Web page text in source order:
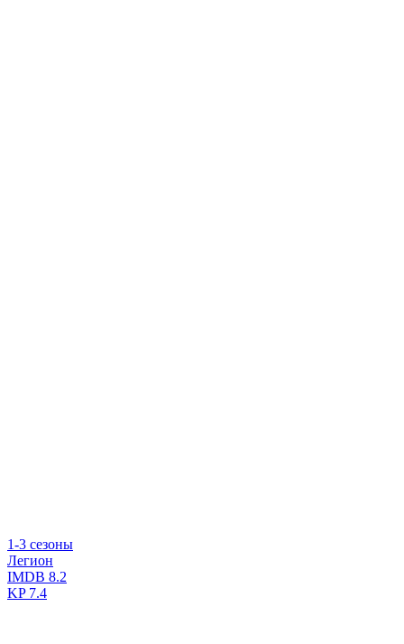
1-3 сезоны
Легион
IMDB 8.2
KP7.4